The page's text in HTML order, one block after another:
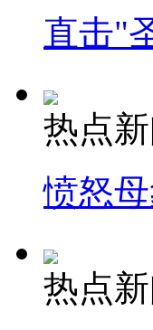
直击"
热点
愤怒
热点